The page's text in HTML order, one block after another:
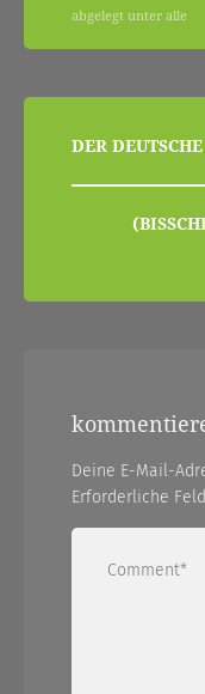
abgelegt unter alle
DER
Deine E-Mail-
Erforderliche